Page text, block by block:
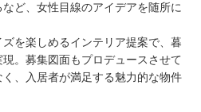
ど、女性目線のアイデアを随所に
を楽しめるインテリア提案で、暮
。募集図面もプロデュースさせて
、入居者が満足する魅力的な物件